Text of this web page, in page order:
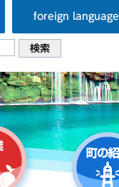
foreign language